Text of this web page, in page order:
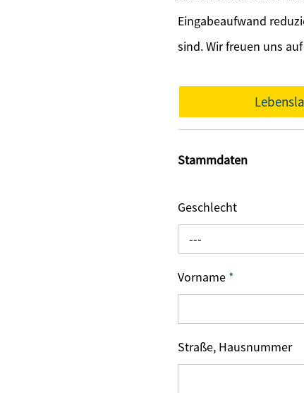
Eingabeaufwand
sind. Wir freuen uns
Stammdaten
Geschlecht
---
Vorname *
Straße, Hausnummer